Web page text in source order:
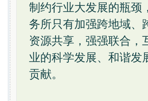
制约行业大发展的瓶颈
务所只有加强跨地域、
资源共享，强强联合，
业的科学发展、和谐发
贡献。